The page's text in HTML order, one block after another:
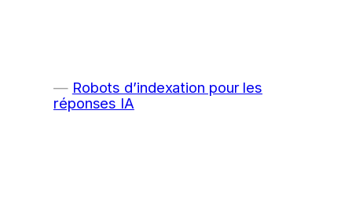
Robots d’indexation pour les
réponses IA